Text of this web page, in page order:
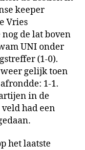
keeper
Vries
de lat boven
UNI onder
(1-0).
gelijk toen
1-1.
in de
had een
het laatste